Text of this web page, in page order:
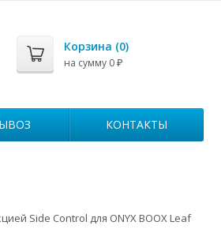
Корзина (0)
на сумму 0 ₽
КОНТАКТЫ
Side Control для ONYX BOOX Leaf